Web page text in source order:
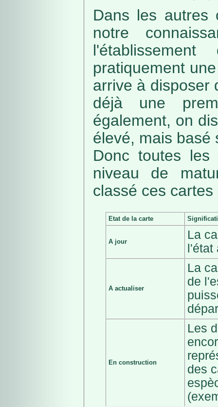
Dans les autres
notre
pratiquement
arrive à disposer
déjà une
également, on
élevé, mais basé
Donc toutes
niveau de
classé ces
Etat de la carte
A jour
La
A actualiser
La
de
En construction
Les
des